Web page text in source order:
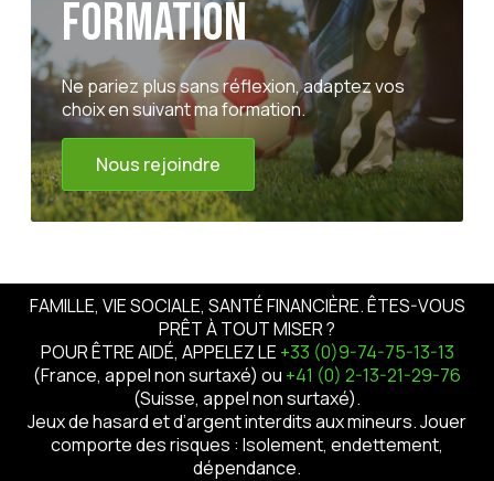
formation
Ne pariez plus sans réflexion, adaptez vos
choix en suivant ma formation.
Nous rejoindre
FAMILLE, VIE SOCIALE, SANTÉ FINANCIÈRE. ÊTES-VOUS
PRÊT À TOUT MISER ?
POUR ÊTRE AIDÉ, APPELEZ LE +33 (0)9-74-75-13-13
(France, appel non surtaxé) ou +41 (0) 2-13-21-29-76
(Suisse, appel non surtaxé).
Jeux de hasard et d’argent interdits aux mineurs. Jouer
comporte des risques : Isolement, endettement,
dépendance.